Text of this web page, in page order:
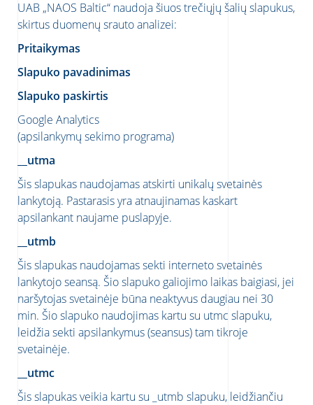
UAB „NAOS Baltic“ naudoja šiuos trečiųjų šalių slapukus,
skirtus duomenų srauto analizei:
Pritaikymas
Slapuko pavadinimas
Slapuko paskirtis
Google Analytics
(apsilankymų sekimo programa)
__utma
Šis slapukas naudojamas atskirti unikalų svetainės
lankytoją. Pastarasis yra atnaujinamas kaskart
apsilankant naujame puslapyje.
__utmb
Šis slapukas naudojamas sekti interneto svetainės
lankytojo seansą. Šio slapuko galiojimo laikas baigiasi, jei
naršytojas svetainėje būna neaktyvus daugiau nei 30
min. Šio slapuko naudojimas kartu su utmc slapuku,
leidžia sekti apsilankymus (seansus) tam tikroje
svetainėje.
__utmc
Šis slapukas veikia kartu su _utmb slapuku, leidžiančiu